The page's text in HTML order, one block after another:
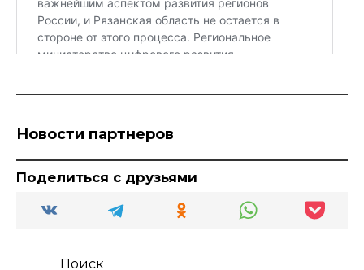
Новости партнеров
Поделиться с друзьями
Поиск